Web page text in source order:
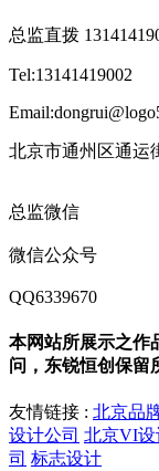
总监直拨
Tel:13141419002
北京市通州区通运
总监微信
微信公众号
QQ6339670
本网站所展示之作
问，东锐恒创保留
友情链接 : 北京品
设计公司 北京VI设
司 标志设计